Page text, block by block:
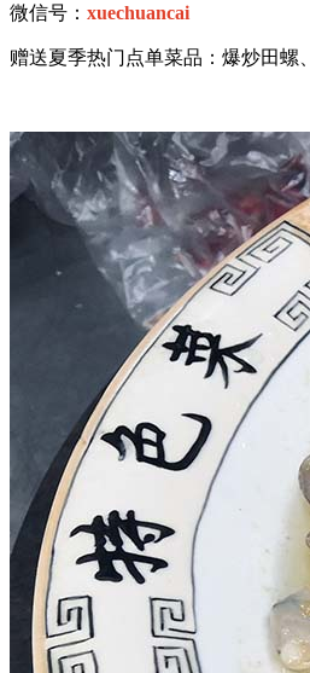
微信号： xuechuancai
赠送夏季热门点单菜品：爆炒田螺